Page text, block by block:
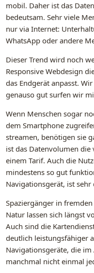
mobil. Daher ist das
bedeutsam. Sehr viele
nur via Internet:
WhatsApp oder andere
Dieser Trend wird noch
Responsive Webdesign
das Endgerät anpasst.
genauso gut surfen wir
Wenn Menschen sogar
dem Smartphone
streamen, benötigen sie
ist das Datenvolumen
einem Tarif. Auch die
mindestens so gut
Navigationsgerät, ist sehr
Spaziergänger in
Natur lassen sich längst
Auch sind die
deutlich leistungsfähiger
Navigationsgeräte, die
manchmal nicht einmal